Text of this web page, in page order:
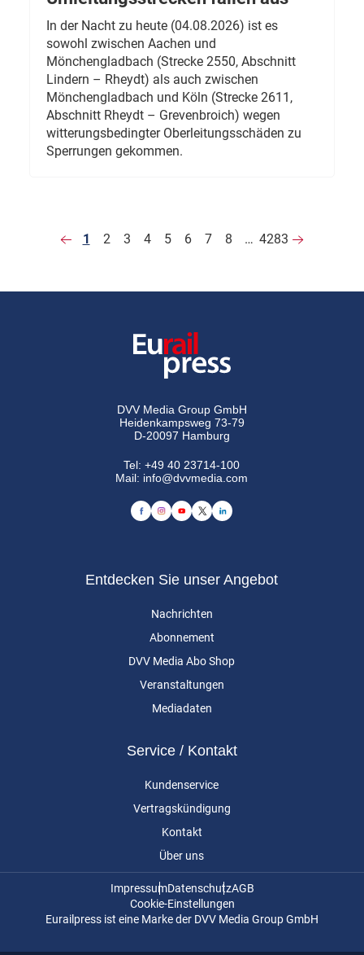
In der Nacht zu heute (04.08.2026) ist es
sowohl zwischen Aachen und
Mönchengladbach (Strecke 2550, Abschnitt
Lindern – Rheydt) als auch zwischen
Mönchengladbach und Köln (Strecke 2611,
Abschnitt Rheydt – Grevenbroich) wegen
witterungsbedingter Oberleitungsschäden zu
Sperrungen gekommen.
1 2 3 4 5 6 7 8 … 4283
DVV Media Group GmbH
Heidenkampsweg 73-79
D-20097 Hamburg
Tel:+49 40 23714-100
Mail: info@dvvmedia.com
Entdecken Sie unser Angebot
Nachrichten
Abonnement
DVV Media Abo Shop
Veranstaltungen
Mediadaten
Service / Kontakt
Kundenservice
Vertragskündigung
Kontakt
Über uns
ImpressumDatenschutzAGB
Cookie-Einstellungen
Eurailpress ist eine Marke der DVV Media Group GmbH